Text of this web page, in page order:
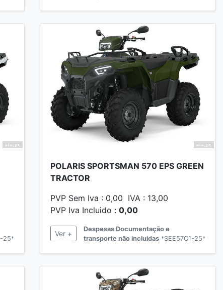
25*
POLARIS SPORTSMAN 570 EPS GREEN
TRACTOR
PVP Sem Iva : 0,00 IVA : 13,00
PVP Iva Incluido : 0,00
Ver +
Despesas Documentação e
transporte não incluídas *SEE57C1-25*